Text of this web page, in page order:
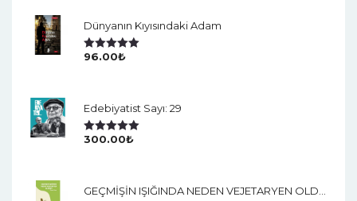
Dünyanın Kıyısındaki Adam
5 Üzerinden
96.00₺
Edebiyatist Sayı: 29
5 Üzerinden
300.00₺